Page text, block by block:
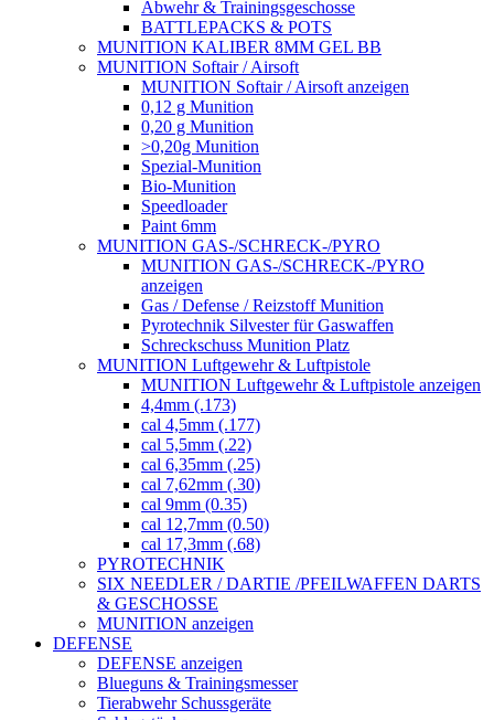
Abwehr & Trainingsgeschosse
BATTLEPACKS & POTS
MUNITION KALIBER 8MM GEL BB
MUNITION Softair / Airsoft
MUNITION Softair / Airsoft anzeigen
0,12 g Munition
0,20 g Munition
>0,20g Munition
Spezial-Munition
Bio-Munition
Speedloader
Paint 6mm
MUNITION GAS-/SCHRECK-/PYRO
MUNITION GAS-/SCHRECK-/PYRO
anzeigen
Gas / Defense / Reizstoff Munition
Pyrotechnik Silvester für Gaswaffen
Schreckschuss Munition Platz
MUNITION Luftgewehr & Luftpistole
MUNITION Luftgewehr & Luftpistole anzeigen
4,4mm (.173)
cal 4,5mm (.177)
cal 5,5mm (.22)
cal 6,35mm (.25)
cal 7,62mm (.30)
cal 9mm (0.35)
cal 12,7mm (0.50)
cal 17,3mm (.68)
PYROTECHNIK
SIX NEEDLER / DARTIE /PFEILWAFFEN DARTS
& GESCHOSSE
MUNITION anzeigen
DEFENSE
DEFENSE anzeigen
Blueguns & Trainingsmesser
Tierabwehr Schussgeräte